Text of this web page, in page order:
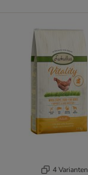
4 Varianten